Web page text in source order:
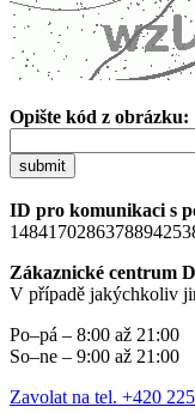
Opište kód z obrázku:
submit
ID pro komunikaci s
Zákaznické centrum
V případě jakýchkoliv
Po–pá – 8:00 až 21:00
So–ne – 9:00 až 21:00
Zavolat na tel. +420